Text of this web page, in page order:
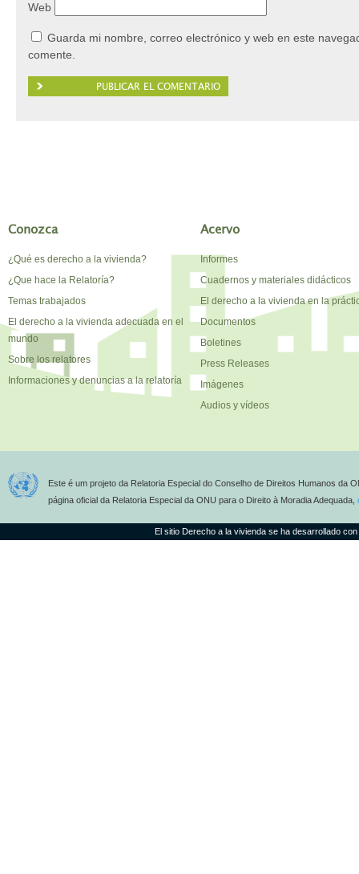
Web
Guarda mi nombre, correo electrónico y web en este
comente.
Conozca
¿Qué es derecho a la vivienda?
¿Que hace la Relatoría?
Temas trabajados
El derecho a la vivienda adecuada en el
mundo
Sobre los relatores
Informaciones y denuncias a la relatoría
Acervo
Informes
Cuadernos y materiales didácticos
El derecho a la vivienda en la
Documentos
Boletines
Press Releases
Imágenes
Audios y vídeos
Este é um projeto da Relatoria Especial do Conselho de Direitos Humanos da
página oficial da Relatoria Especial da ONU para o Direito à Moradia Adequada,
El sitio Derecho a la vivienda se ha desarrollado